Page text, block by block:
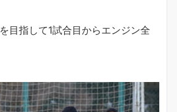
目指して1試合目からエンジン全